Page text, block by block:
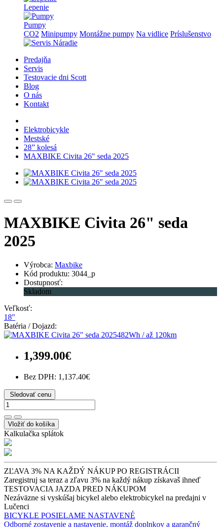
Lepenie
Pumpy
CO2 Minipumpy Montážne pumpy Na vidlice Príslušenstvo
Predajňa
Servis
Testovacie dni Scott
Blog
O nás
Kontakt
Elektrobicykle
Mestské
28” kolesá
MAXBIKE Civita 26" seda 2025
MAXBIKE Civita 26" seda
2025
Výrobca: Maxbike
Kód produktu: 3044_p
Dostupnosť:
Skladom
Veľkosť:
18"
Batéria / Dojazd:
482Wh / až 120km
1,399.00€
Bez DPH: 1,137.40€
Sledovať cenu
Vložiť do košíka
Kalkulačka splátok
ZĽAVA 3% NA KAŽDÝ NÁKUP PO REGISTRÁCII
Zaregistruj sa teraz a zľavu 3% na každý nákup získavaš ihneď
TESTOVACIA JAZDA PRED NÁKUPOM
Nezáväzne si vyskúšaj bicykel alebo elektrobicykel na predajni v
Lučenci
BICYKLE POSIELAME NASTAVENÉ
Odborné zostavenie a nastavenie, montáž doplnkov a garančný